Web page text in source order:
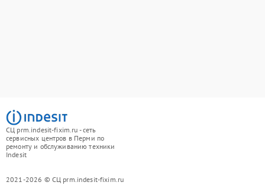
СЦ prm.indesit-fixim.ru - сеть
сервисных центров в Перми по
ремонту и обслуживанию техники
Indesit
2021-2026 © СЦ prm.indesit-fixim.ru